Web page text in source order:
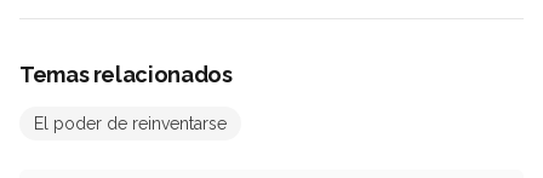
Temas relacionados
El poder de reinventarse